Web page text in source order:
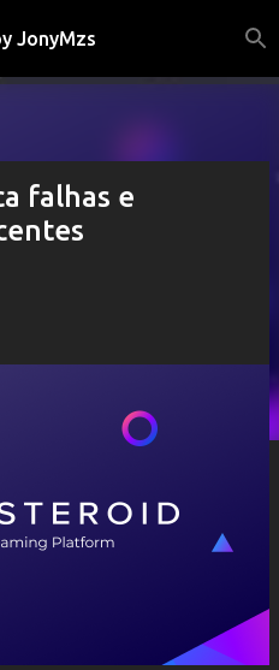
principal
JonyMzs
falhas e